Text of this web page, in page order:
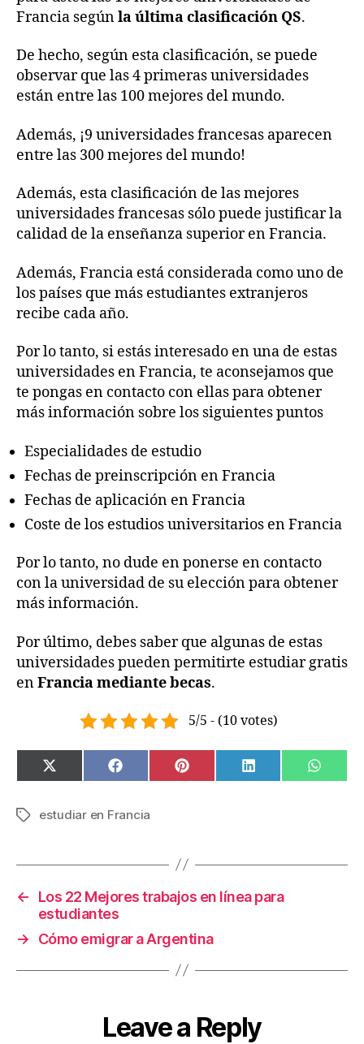
Francia segúnla última clasificación QS.
De hecho, según esta clasificación, se puede
observar que las 4 primeras universidades
están entre las 100 mejores del mundo.
Además, ¡9 universidades francesas aparecen
entre las 300 mejores del mundo!
Además, esta clasificación de las mejores
universidades francesas sólo puede justificar la
calidad de la enseñanza superior en Francia.
Además, Francia está considerada como uno de
los países que más estudiantes extranjeros
recibe cada año.
Por lo tanto, si estás interesado en una de estas
universidades en Francia, te aconsejamos que
te pongas en contacto con ellas para obtener
más información sobre los siguientes puntos
Especialidades de estudio
Fechas de preinscripción en Francia
Fechas de aplicación en Francia
Coste de los estudios universitarios en Francia
Por lo tanto, no dude en ponerse en contacto
con la universidad de su elección para obtener
más información.
Por último, debes saber que algunas de estas
universidades pueden permitirte estudiar gratis
enFrancia mediante becas.
5/5 - (10 votes)
SHARE
ON
X
(
I
R
SHARE
ON
F
A
B
SHARE
ON
P
I
S
T
SHARE
ON
L
I
SHARE
ON
W
H
Tagsestudiar en Francia
←
Los 22 Mejores trabajos en línea para
estudiantes
→
Cómo emigrar a Argentina
Leave a Reply